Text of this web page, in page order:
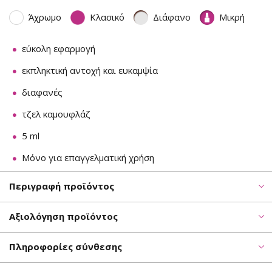
Άχρωμο Κλασικό Διάφανο Μικρή
εύκολη εφαρμογή
εκπληκτική αντοχή και ευκαμψία
διαφανές
τζελ καμουφλάζ
5 ml
Μόνο για επαγγελματική χρήση
Περιγραφή προϊόντος
Αξιολόγηση προϊόντος
Πληροφορίες σύνθεσης